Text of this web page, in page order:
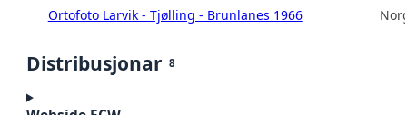
Ortofoto Larvik - Tjølling - Brunlanes 1966
Distribusjonar 8